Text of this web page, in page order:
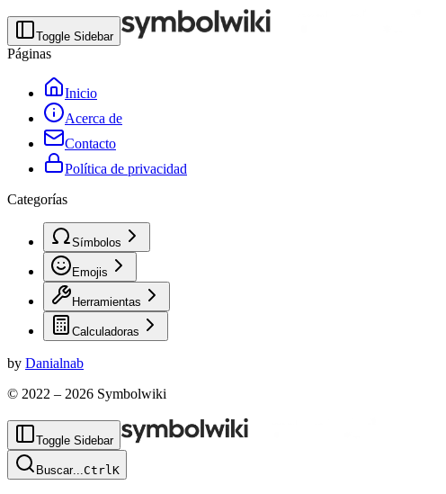
Toggle Sidebar
Páginas
Inicio
Acerca de
Contacto
Política de privacidad
Categorías
Símbolos
Emojis
Herramientas
Calculadoras
by Danialnab
© 2022 – 2026 Symbolwiki
Toggle Sidebar
Buscar...CtrlK